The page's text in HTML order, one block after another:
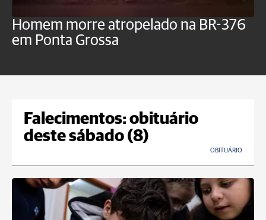
Homem morre atropelado na BR-376
em Ponta Grossa
Falecimentos: obituário
deste sábado (8)
OBITUÁRIO